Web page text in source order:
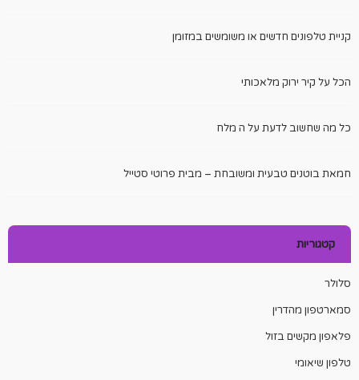
קניית טלפונים חדשים או משומשים במזומן
הכל על קיר ירוק מלאכותי
כל מה שחשוב לדעת על ה מלח
חמאת בוטנים טבעית ומשובחת – מבית פרוטי סטייל
קטגוריות
סלולר
סמארטפון מהדרין
פלאפון מקשים בזול
טלפון שיאומי